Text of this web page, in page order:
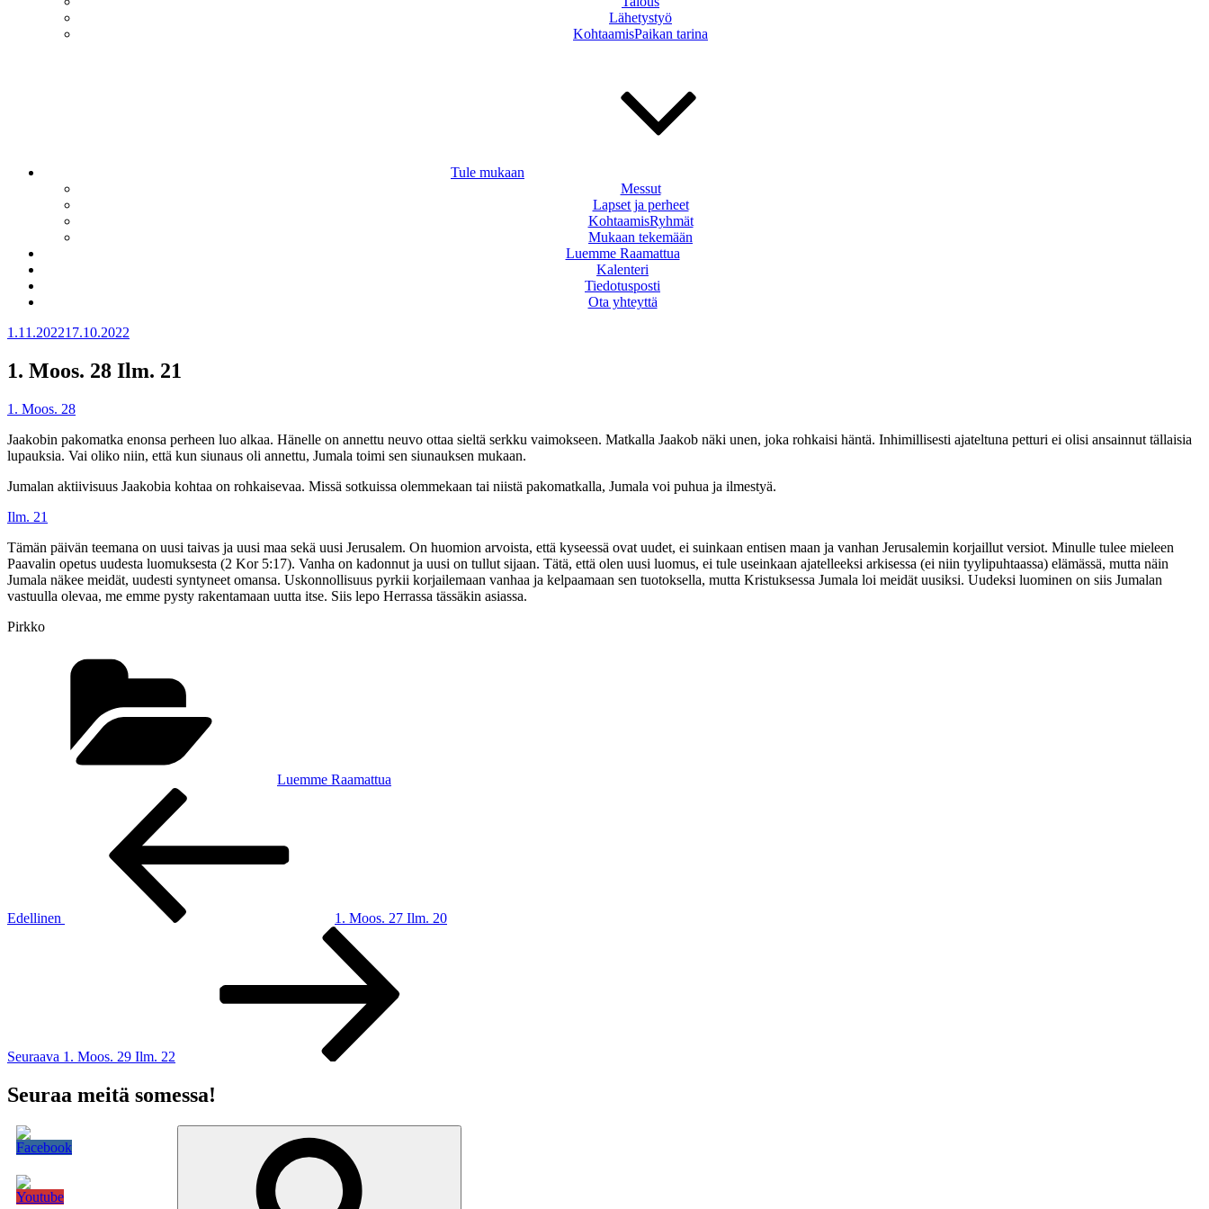
Lähetystyö
KohtaamisPaikan tarina
Tule mukaan
Messut
Lapset ja perheet
KohtaamisRyhmät
Mukaan tekemään
Luemme Raamattua
Kalenteri
Tiedotusposti
Ota yhteyttä
Julkaistu
1.11.202217.10.2022
1. Moos. 28 Ilm. 21
1. Moos. 28
Jaakobin pakomatka enonsa perheen luo alkaa. Hänelle on annettu neuvo ottaa sieltä serkku vaimokseen. Matkalla Jaakob näki unen, joka rohkaisi häntä. Inhimillisesti ajateltuna petturi ei olisi ansainnut tällaisia
lupauksia. Vai oliko niin, että kun siunaus oli annettu, Jumala toimi sen siunauksen mukaan.
Jumalan aktiivisuus Jaakobia kohtaa on rohkaisevaa. Missä sotkuissa olemmekaan tai niistä pakomatkalla, Jumala voi puhua ja ilmestyä.
Ilm. 21
Tämän päivän teemana on uusi taivas ja uusi maa sekä uusi Jerusalem. On huomion arvoista, että kyseessä ovat uudet, ei suinkaan entisen maan ja vanhan Jerusalemin korjaillut versiot. Minulle tulee mieleen
Paavalin opetus uudesta luomuksesta (2 Kor 5:17). Vanha on kadonnut ja uusi on tullut sijaan. Tätä, että olen uusi luomus, ei tule useinkaan ajatelleeksi arkisessa (ei niin tyylipuhtaassa) elämässä, mutta näin
Jumala näkee meidät, uudesti syntyneet omansa. Uskonnollisuus pyrkii korjailemaan vanhaa ja kelpaamaan sen tuotoksella, mutta Kristuksessa Jumala loi meidät uusiksi. Uudeksi luominen on siis Jumalan
vastuulla olevaa, me emme pysty rakentamaan uutta itse. Siis lepo Herrassa tässäkin asiassa.
Pirkko
Luemme Raamattua
Edellinen
1. Moos. 27 Ilm. 20
Seuraava 1. Moos. 29 Ilm. 22
Seuraa meitä somessa!
Etsi: